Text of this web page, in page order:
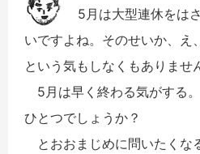
5月は大型連休をは
いですよね。そのせいか、
という気もしなくもありませ
5月は早く終わる気がする
ひとつでしょうか？
とおおまじめに問いたくな